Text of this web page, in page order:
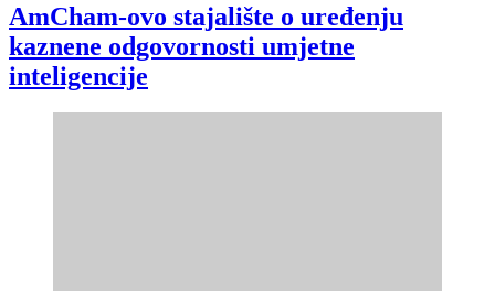
AmCham-ovo stajalište o uređenju
kaznene odgovornosti umjetne
inteligencije